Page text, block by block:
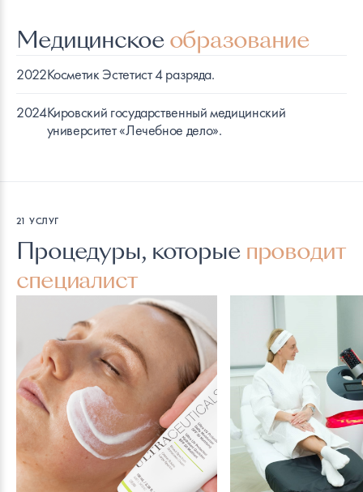
Медицинскоеобразование
2022Косметик Эстетист 4 разряда.
2024Кировский государственный медицинский
университет «Лечебное дело».
21 УСЛУГ
Процедуры, которыепроводит
специалист